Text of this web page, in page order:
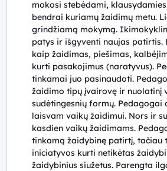
mokosi stebėdami,
bendrai kuriamų žaidimų metu.
grindžiamą mokymą.
patys ir išgyventi naujas
kaip žaidimas, piešimas,
kurti pasakojimus (naratyvus).
tinkamai juo pasinaudoti.
žaidimo tipų įvairovę ir nuolatinį
sudėtingesnių formų.
laisvam vaikų žaidimui. Nors ir
kasdien vaikų žaidimams.
tinkamą žaidybinę patirtį, tačiau
iniciatyvos kurti netikėtas
žaidybinius siužetus. Parengta